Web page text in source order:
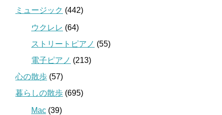
ミュージック (442)
ウクレレ (64)
ストリートピアノ (55)
電子ピアノ (213)
心の散歩 (57)
暮らしの散歩 (695)
Mac (39)